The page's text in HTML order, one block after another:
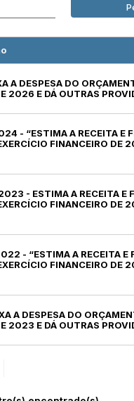
DESPESA DO
2026 E DÁ OUTRAS
- “ESTIMA A RECEITA E
FINANCEIRO DE
- ESTIMA A RECEITA E
FINANCEIRO DE
- “ESTIMA A RECEITA E
FINANCEIRO DE
A DESPESA DO
2023 E DÁ OUTRAS